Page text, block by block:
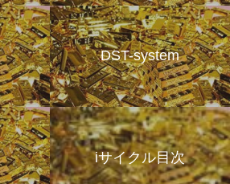
DST-system
iサイクル目次